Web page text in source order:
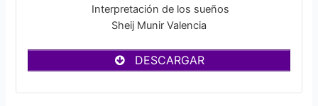
Interpretación de los sueños
Sheij Munir Valencia
DESCARGAR